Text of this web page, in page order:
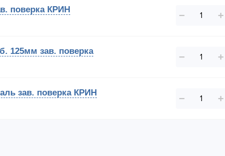
поверка КРИН
− +
125мм зав. поверка
− +
зав. поверка КРИН
− +